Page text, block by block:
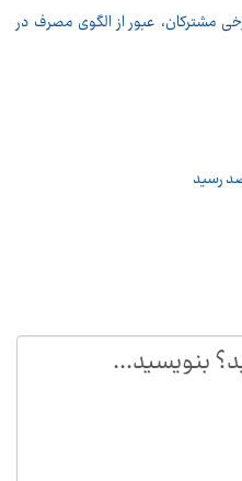
مشترکان، عبور از الگوی مصرف در